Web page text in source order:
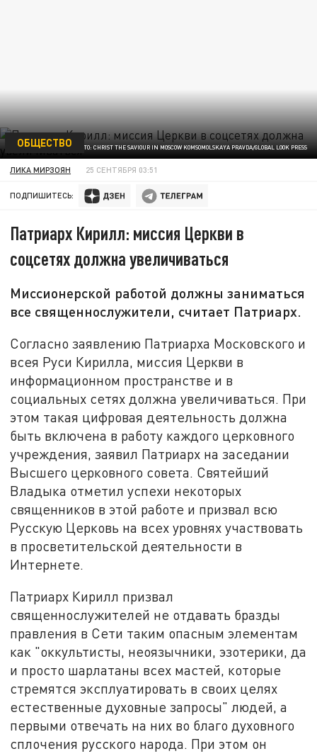
ФОТО: CHRIST THE SAVIOUR IN MOSCOW KOMSOMOLSKAYA PRAVDA/GLOBAL LOOK PRESS
ОБЩЕСТВО
ЛИКА МИРЗОЯН 25 СЕНТЯБРЯ 03:51
ПОДПИШИТЕСЬ:
Патриарх Кирилл: миссия Церкви в
соцсетях должна увеличиваться
Миссионерской работой должны заниматься
все священнослужители, считает Патриарх.
Согласно заявлению Патриарха Московского и
всея Руси Кирилла, миссия Церкви в
информационном пространстве и в
социальных сетях должна увеличиваться. При
этом такая цифровая деятельность должна
быть включена в работу каждого церковного
учреждения, заявил Патриарх на заседании
Высшего церковного совета. Святейший
Владыка отметил успехи некоторых
священников в этой работе и призвал всю
Русскую Церковь на всех уровнях участвовать
в просветительской деятельности в
Интернете.
Патриарх Кирилл призвал
священнослужителей не отдавать бразды
правления в Сети таким опасным элементам
как "оккультисты, неоязычники, эзотерики, да
и просто шарлатаны всех мастей, которые
стремятся эксплуатировать в своих целях
естественные духовные запросы" людей, а
первыми отвечать на них во благо духовного
сплочения русского народа. При этом он